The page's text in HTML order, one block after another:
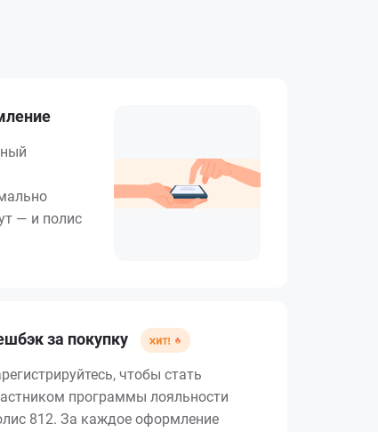
— и полис
за покупку
чтобы стать
программы лояльности
812. За каждое оформление